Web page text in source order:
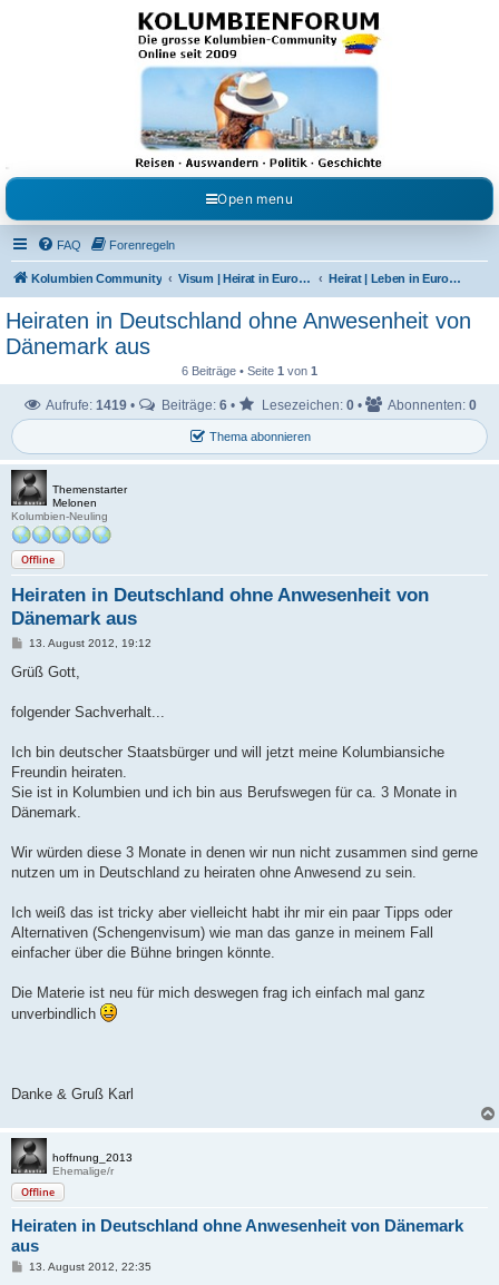
Kolumbienforum - Das
grosse Forum der
Freunde Kolumbiens
Reisen, Auswandern, Kultur, Politik, Geschichte und Visum in Kolumbien und Venezuela.
Austausch, Erfahrungen und Gemeinschaft im Kolumbienforum
Open menu
FAQ Forenregeln
Kolumbien Community Visum | Heirat in Europa | Visaangelegenheiten Heirat | Leben in Europa | Studieren & Arbeiten
Heiraten in Deutschland ohne Anwesenheit von
Dänemark aus
6 Beiträge • Seite 1 von 1
Thema abonnieren
Aufrufe: 1419• Beiträge: 6• Lesezeichen: 0• Abonnenten: 0
Themenstarter
Melonen
Kolumbien-Neuling
Offline
Heiraten in Deutschland ohne Anwesenheit von
Dänemark aus
B
i
a
g
13. August 2012, 19:12
Grüß Gott,
folgender Sachverhalt...
Ich bin deutscher Staatsbürger und will jetzt meine Kolumbiansiche
Freundin heiraten.
Sie ist in Kolumbien und ich bin aus Berufswegen für ca. 3 Monate in
Dänemark.
Wir würden diese 3 Monate in denen wir nun nicht zusammen sind gerne
nutzen um in Deutschland zu heiraten ohne Anwesend zu sein.
Ich weiß das ist tricky aber vielleicht habt ihr mir ein paar Tipps oder
Alternativen (Schengenvisum) wie man das ganze in meinem Fall
einfacher über die Bühne bringen könnte.
Die Materie ist neu für mich deswegen frag ich einfach mal ganz
unverbindlich
Danke & Gruß Karl
hoffnung_2013
Ehemalige/r
Offline
Heiraten in Deutschland ohne Anwesenheit von Dänemark
aus
B13. August 2012, 22:35